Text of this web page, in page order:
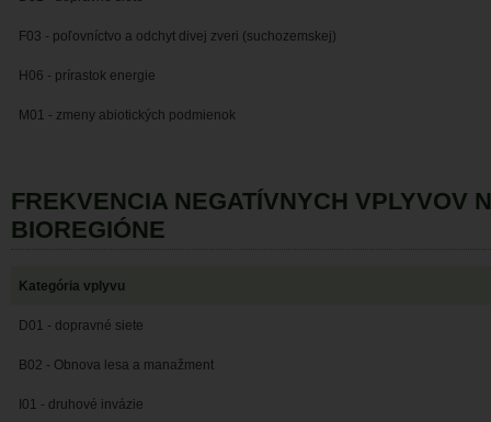
F03 - poľovníctvo a odchyt divej zveri (suchozemskej)
H06 - prírastok energie
M01 - zmeny abiotických podmienok
FREKVENCIA NEGATÍVNYCH VPLYVOV
BIOREGIÓNE
Kategória vplyvu
D01 - dopravné siete
B02 - Obnova lesa a manažment
I01 - druhové invázie